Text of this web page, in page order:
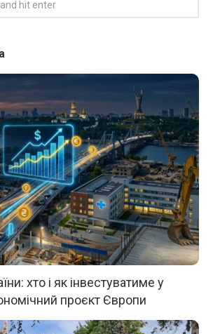
хто і як інвестуватиме у
проєкт Європи